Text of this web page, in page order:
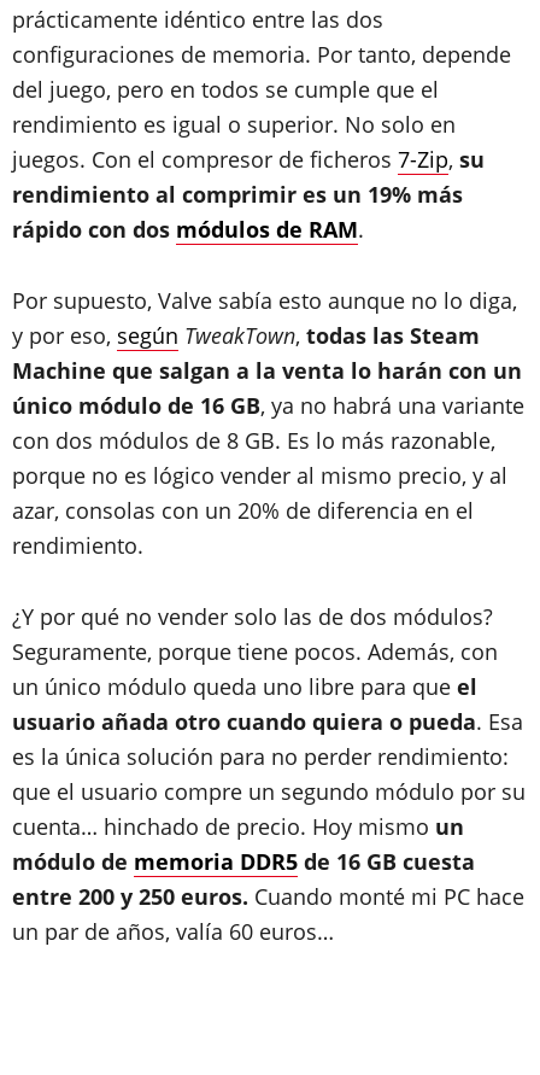
prácticamente idéntico entre las dos
configuraciones de memoria. Por tanto, depende
del juego, pero en todos se cumple que el
rendimiento es igual o superior. No solo en
juegos. Con el compresor de ficheros 7-Zip, su
rendimiento al comprimir es un 19% más
rápido con dos módulos de RAM.
Por supuesto, Valve sabía esto aunque no lo diga,
y por eso, según TweakTown, todas las Steam
Machine que salgan a la venta lo harán con un
único módulo de 16 GB, ya no habrá una variante
con dos módulos de 8 GB. Es lo más razonable,
porque no es lógico vender al mismo precio, y al
azar, consolas con un 20% de diferencia en el
rendimiento.
¿Y por qué no vender solo las de dos módulos?
Seguramente, porque tiene pocos. Además, con
un único módulo queda uno libre para que el
usuario añada otro cuando quiera o pueda. Esa
es la única solución para no perder rendimiento:
que el usuario compre un segundo módulo por su
cuenta… hinchado de precio. Hoy mismo un
módulo de memoria DDR5 de 16 GB cuesta
entre 200 y 250 euros. Cuando monté mi PC hace
un par de años, valía 60 euros…